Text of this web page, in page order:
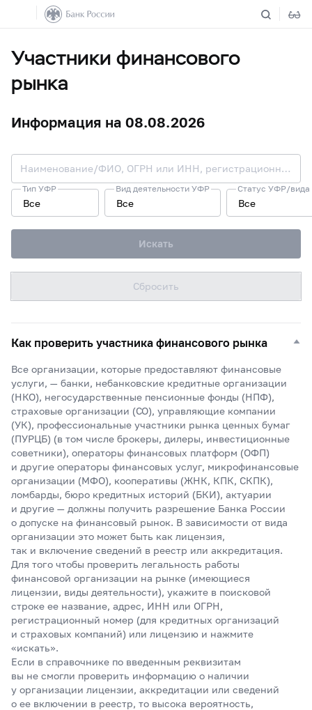
Участники финансового
рынка
Информация на 08.08.2026
Наименование/ФИО, ОГРН или ИНН, регистрационный номер или лицензия/запись в реестре
Искать
Сбросить
Тип УФР
Все
Вид деятельности УФР
Все
Статус УФР/вида
Все
Как проверить участника финансового рынка
Все организации, которые предоставляют финансовые
услуги, — банки, небанковские кредитные организации
(НКО), негосударственные пенсионные фонды (НПФ),
страховые организации (СО), управляющие компании
(УК), профессиональные участники рынка ценных бумаг
(ПУРЦБ) (в том числе брокеры, дилеры, инвестиционные
советники), операторы финансовых платформ (ОФП)
и другие операторы финансовых услуг, микрофинансовые
организации (МФО), кооперативы (ЖНК, КПК, СКПК),
ломбарды, бюро кредитных историй (БКИ), актуарии
и другие — должны получить разрешение Банка России
о допуске на финансовый рынок. В зависимости от вида
организации это может быть как лицензия,
так и включение сведений в реестр или аккредитация.
Для того чтобы проверить легальность работы
финансовой организации на рынке (имеющиеся
лицензии, виды деятельности), укажите в поисковой
строке ее название, адрес, ИНН или ОГРН,
регистрационный номер (для кредитных организаций
и страховых компаний) или лицензию и нажмите
«искать».
Если в справочнике по введенным реквизитам
вы не смогли проверить информацию о наличии
у организации лицензии, аккредитации или сведений
о ее включении в реестр, то высока вероятность,